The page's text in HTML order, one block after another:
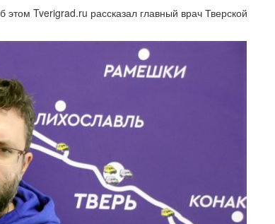
этом Tverigrad.ru рассказал главный врач Тверской